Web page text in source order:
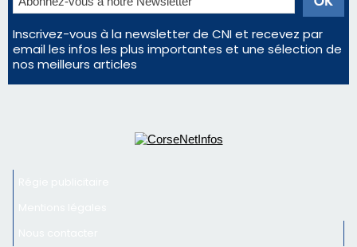
Inscrivez-vous à la newsletter de CNI et recevez par
email les infos les plus importantes et une sélection de
nos meilleurs articles